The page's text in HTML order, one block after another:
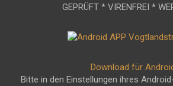
GEPRÜFT * VIRENFREI *
Download für
Bitte in den Einstellungen ihres